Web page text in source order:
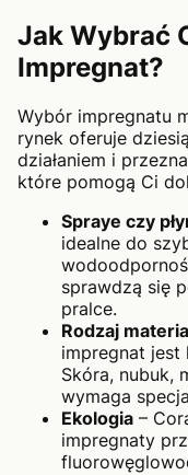
Jak Wybrać
Impregnat?
Wybór impregnatu
rynek oferuje
działaniem i
które pomogą Ci
Spraye czy
idealne do
sprawdzą się
pralce.
Rodzaj
impregnat jest
Skóra, nubuk,
wymaga
Ekologia –
impregnaty